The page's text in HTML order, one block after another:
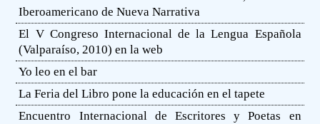
Iberoamericano de Nueva Narrativa
El V Congreso Internacional de la Lengua Española
(Valparaíso, 2010) en la web
Yo leo en el bar
La Feria del Libro pone la educación en el tapete
Encuentro Internacional de Escritores y Poetas en